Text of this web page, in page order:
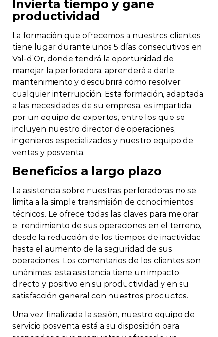
Invierta tiempo y gane
productividad
La formación que ofrecemos a nuestros clientes
tiene lugar durante unos 5 días consecutivos en
Val-d’Or, donde tendrá la oportunidad de
manejar la perforadora, aprenderá a darle
mantenimiento y descubrirá cómo resolver
cualquier interrupción. Esta formación, adaptada
a las necesidades de su empresa, es impartida
por un equipo de expertos, entre los que se
incluyen nuestro director de operaciones,
ingenieros especializados y nuestro equipo de
ventas y posventa.
Beneficios a largo plazo
La asistencia sobre nuestras perforadoras no se
limita a la simple transmisión de conocimientos
técnicos. Le ofrece todas las claves para mejorar
el rendimiento de sus operaciones en el terreno,
desde la reducción de los tiempos de inactividad
hasta el aumento de la seguridad de sus
operaciones. Los comentarios de los clientes son
unánimes: esta asistencia tiene un impacto
directo y positivo en su productividad y en su
satisfacción general con nuestros productos.
Una vez finalizada la sesión, nuestro equipo de
servicio posventa está a su disposición para